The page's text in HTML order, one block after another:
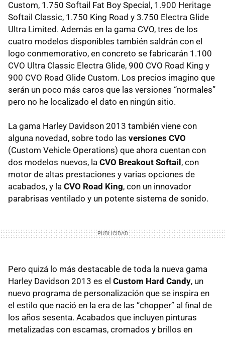
Custom, 1.750 Softail Fat Boy Special, 1.900 Heritage
Softail Classic, 1.750 King Road y 3.750 Electra Glide
Ultra Limited. Además en la gama CVO, tres de los
cuatro modelos disponibles también saldrán con el
logo conmemorativo, en concreto se fabricarán 1.100
CVO Ultra Classic Electra Glide, 900 CVO Road King y
900 CVO Road Glide Custom. Los precios imagino que
serán un poco más caros que las versiones “normales”
pero no he localizado el dato en ningún sitio.
La gama Harley Davidson 2013 también viene con
alguna novedad, sobre todo las versiones CVO
(Custom Vehicle Operations) que ahora cuentan con
dos modelos nuevos, la CVO Breakout Softail, con
motor de altas prestaciones y varias opciones de
acabados, y la CVO Road King, con un innovador
parabrisas ventilado y un potente sistema de sonido.
Pero quizá lo más destacable de toda la nueva gama
Harley Davidson 2013 es el Custom Hard Candy, un
nuevo programa de personalización que se inspira en
el estilo que nació en la era de las “chopper” al final de
los años sesenta. Acabados que incluyen pinturas
metalizadas con escamas, cromados y brillos en